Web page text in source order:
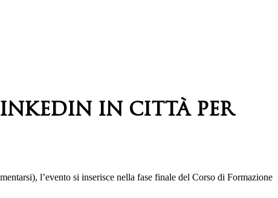
in città per
l’evento si inserisce nella fase finale del Corso di Formazione